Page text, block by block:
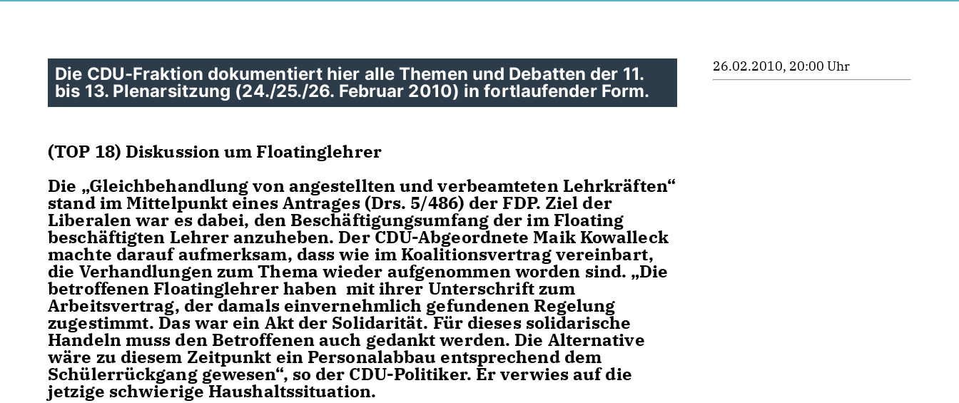
Die CDU-Fraktion dokumentiert hier alle Themen und Debatten der 11.
bis 13. Plenarsitzung (24./25./26. Februar 2010) in fortlaufender Form.
(TOP 18) Diskussion um Floatinglehrer
Die „Gleichbehandlung von angestellten und verbeamteten Lehrkräften“
stand im Mittelpunkt eines Antrages (Drs. 5/486) der FDP. Ziel der
Liberalen war es dabei, den Beschäftigungsumfang der im Floating
beschäftigten Lehrer anzuheben. Der CDU-Abgeordnete Maik Kowalleck
machte darauf aufmerksam, dass wie im Koalitionsvertrag vereinbart,
die Verhandlungen zum Thema wieder aufgenommen worden sind. „Die
betroffenen Floatinglehrer haben mit ihrer Unterschrift zum
Arbeitsvertrag, der damals einvernehmlich gefundenen Regelung
zugestimmt. Das war ein Akt der Solidarität. Für dieses solidarische
Handeln muss den Betroffenen auch gedankt werden. Die Alternative
wäre zu diesem Zeitpunkt ein Personalabbau entsprechend dem
Schülerrückgang gewesen“, so der CDU-Politiker. Er verwies auf die
jetzige schwierige Haushaltssituation.
26.02.2010, 20:00 Uhr